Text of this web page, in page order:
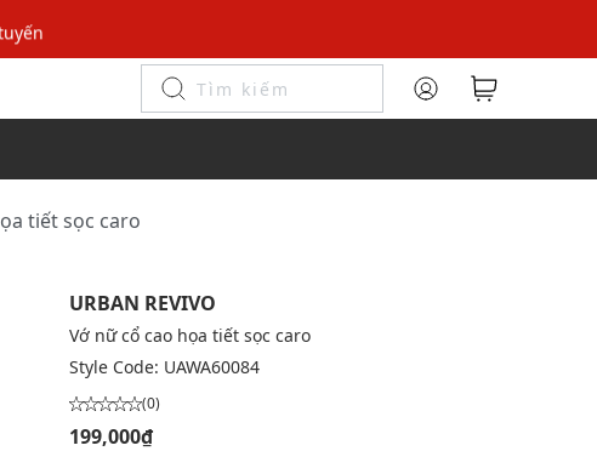
mới!
tiết sọc caro
URBAN REVIVO
Vớ nữ cổ cao họa tiết sọc caro
Style Code: UAWA60084
(0)
199,000₫